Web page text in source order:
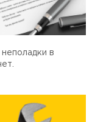
в